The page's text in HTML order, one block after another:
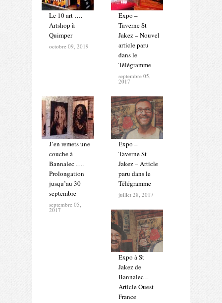
Le 10 art ….
Artshop à
Quimper
octobre 09, 2019
Expo –
Taverne St
Jakez – Nouvel
article paru
dans le
Télégramme
septembre 05,
2017
J’en remets une
couche à
Bannalec ….
Prolongation
jusqu’au 30
septembre
septembre 05,
2017
Expo –
Taverne St
Jakez – Article
paru dans le
Télégramme
juillet 28, 2017
Expo à St
Jakez de
Bannalec –
Article Ouest
France